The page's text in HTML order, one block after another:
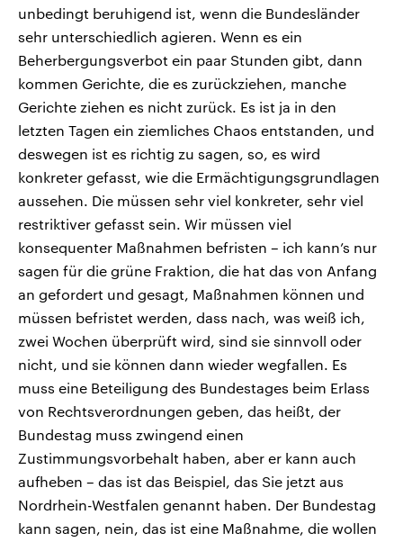
unbedingt beruhigend ist, wenn die Bundesländer
sehr unterschiedlich agieren. Wenn es ein
Beherbergungsverbot ein paar Stunden gibt, dann
kommen Gerichte, die es zurückziehen, manche
Gerichte ziehen es nicht zurück. Es ist ja in den
letzten Tagen ein ziemliches Chaos entstanden, und
deswegen ist es richtig zu sagen, so, es wird
konkreter gefasst, wie die Ermächtigungsgrundlagen
aussehen. Die müssen sehr viel konkreter, sehr viel
restriktiver gefasst sein. Wir müssen viel
konsequenter Maßnahmen befristen – ich kann’s nur
sagen für die grüne Fraktion, die hat das von Anfang
an gefordert und gesagt, Maßnahmen können und
müssen befristet werden, dass nach, was weiß ich,
zwei Wochen überprüft wird, sind sie sinnvoll oder
nicht, und sie können dann wieder wegfallen. Es
muss eine Beteiligung des Bundestages beim Erlass
von Rechtsverordnungen geben, das heißt, der
Bundestag muss zwingend einen
Zustimmungsvorbehalt haben, aber er kann auch
aufheben – das ist das Beispiel, das Sie jetzt aus
Nordrhein-Westfalen genannt haben. Der Bundestag
kann sagen, nein, das ist eine Maßnahme, die wollen